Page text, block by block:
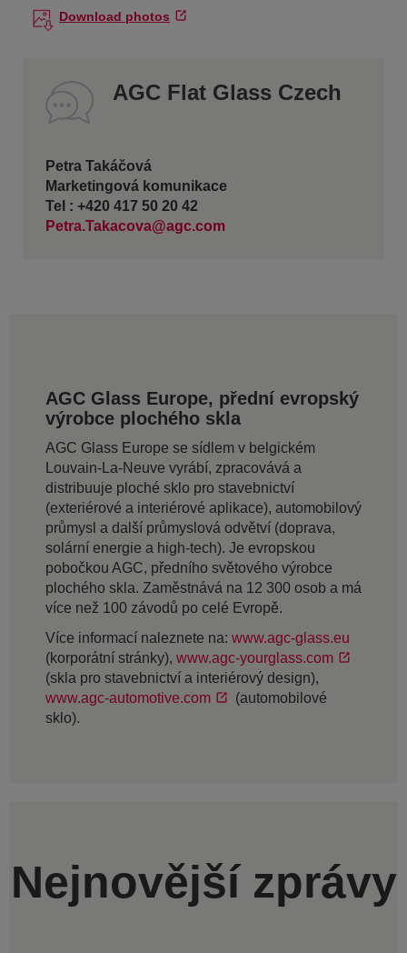
Download photos
AGC Flat Glass Czech
Petra Takáčová
Marketingová komunikace
Tel : +420 417 50 20 42
Petra.Takacova@agc.com
AGC Glass Europe, přední evropský
výrobce plochého skla
AGC Glass Europe se sídlem v belgickém
Louvain-La-Neuve vyrábí, zpracovává a
distribuuje ploché sklo pro stavebnictví
(exteriérové a interiérové aplikace), automobilový
průmysl a další průmyslová odvětví (doprava,
solární energie a high-tech). Je evropskou
pobočkou AGC, předního světového výrobce
plochého skla. Zaměstnává na 12 300 osob a má
více než 100 závodů po celé Evropě.
Více informací naleznete na: www.agc-glass.eu
(korporátní stránky), www.agc-yourglass.com
(skla pro stavebnictví a interiérový design),
www.agc-automotive.com
(automobilové
sklo).
Nejnovější zprávy